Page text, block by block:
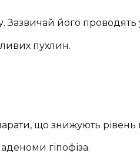
Зазвичай його
пухлин.
що знижують рівень
гіпофіза.